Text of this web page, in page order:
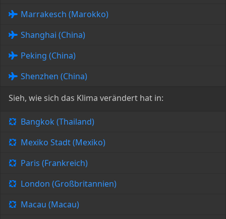
Marrakesch (Marokko)
Shanghai (China)
Peking (China)
Shenzhen (China)
Sieh, wie sich das Klima verändert hat in:
Bangkok (Thailand)
Mexiko Stadt (Mexiko)
Paris (Frankreich)
London (Großbritannien)
Macau (Macau)